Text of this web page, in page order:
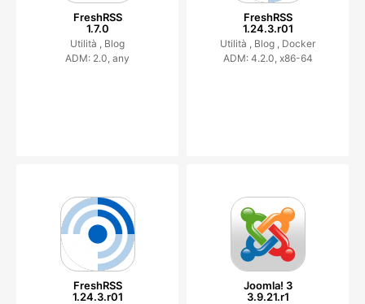
FreshRSS
1.7.0
Utilità , Blog
ADM: 2.0, any
FreshRSS
1.24.3.r01
Utilità , Blog , Docker
ADM: 4.2.0, x86-64
FreshRSS
1.24.3.r01
Joomla! 3
3.9.21.r1